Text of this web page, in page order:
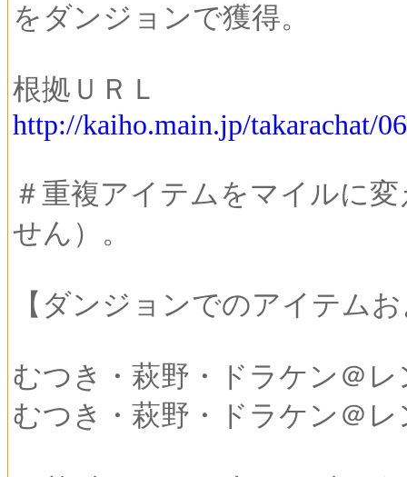
をダンジョンで獲得。
根拠ＵＲＬ
http://kaiho.main.jp/takarachat/
＃重複アイテムをマイルに
せん）。
【ダンジョンでのアイテム
むつき・萩野・ドラケン＠レ
むつき・萩野・ドラケン＠